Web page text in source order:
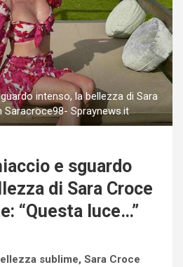
intenso, la bellezza di Sara
Spraynews.it
e sguardo
di Sara Croce
“Questa luce…”
sublime, Sara Croce